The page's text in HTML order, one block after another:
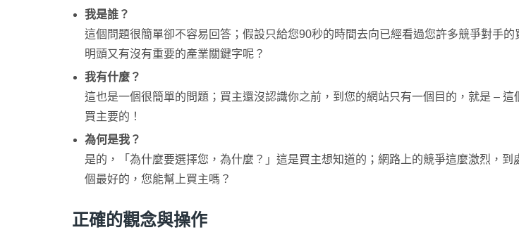
我是誰？
這個問題很簡單卻不容易回答；假設只給您90秒的時間去向已經看過您許多競爭對手
明頭又有沒有重要的產業關鍵字呢？
我有什麼？
這也是一個很簡單的問題；買主還沒認識你之前，到您的網站只有一個目的，就是 –
買主要的！
為何是我？
是的，「為什麼要選擇您，為什麼？」這是買主想知道的；網路上的競爭這麼激烈，
個最好的，您能幫上買主嗎？
正確的觀念與操作